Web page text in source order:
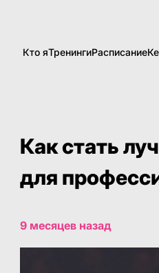
Кто яТренингиРасписание
Как стать
для
9 месяцев назад